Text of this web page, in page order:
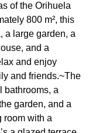
of the Orihuela
800 m², this
a large garden, a
and a
and enjoy
and friends.~The
bathrooms, a
garden, and a
room with a